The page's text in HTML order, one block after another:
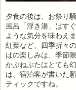
夕食の後は、お祭り
風呂「浮き湯」はす
ような気分を味わえ
紅葉など、四季折々
はの楽しみは、季節
かぶねぶたはとても
は、宿泊客が書いた
ティックですね。